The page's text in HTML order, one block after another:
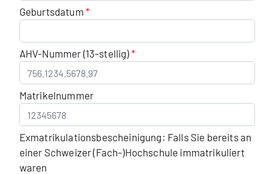
Geburtsdatum
AHV-Nummer (13-stellig)
Matrikelnummer
Exmatrikulationsbescheinigung: Falls Sie bereits an
einer Schweizer (Fach-)Hochschule immatrikuliert
waren